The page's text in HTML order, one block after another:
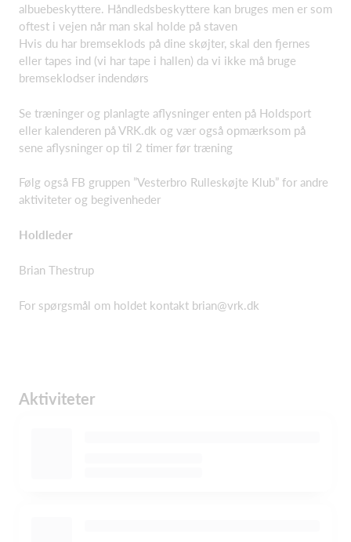
albuebeskyttere. Håndledsbeskyttere kan bruges men er som
oftest i vejen når man skal holde på staven
Hvis du har bremseklods på dine skøjter, skal den fjernes
eller tapes ind (vi har tape i hallen) da vi ikke må bruge
bremseklodser indendørs
Se træninger og planlagte aflysninger enten på Holdsport
eller kalenderen på VRK.dk og vær også opmærksom på
sene aflysninger op til 2 timer før træning
Følg også FB gruppen ”Vesterbro Rulleskøjte Klub” for andre
aktiviteter og begivenheder
Holdleder
Brian Thestrup
For spørgsmål om holdet kontakt brian@vrk.dk
Aktiviteter